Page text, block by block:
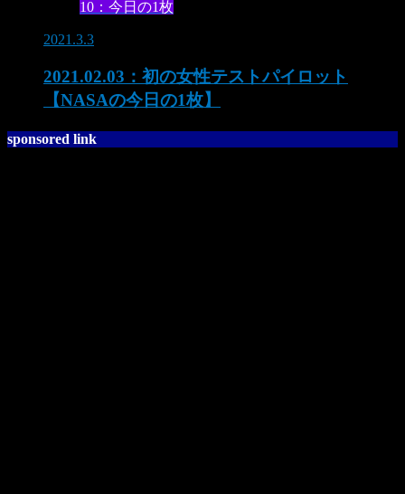
10：今日の1枚
2021.3.3
2021.02.03：初の女性テストパイロット
【NASAの今日の1枚】
sponsored link